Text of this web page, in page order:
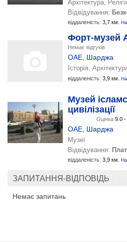
Архітектура,
Відвідування:
віддаленість: 3,7 км.
Форт-музей
Немає відгуків
ОАЕ Шарджа
Історія,
віддаленість: 3,9 км.
Музей
цивілізації
Оцінка 9.0 -
ОАЕ Шарджа
Музеї
Відвідування:
віддаленість: 3,9 км.
ЗАПИТАННЯ-ВІДПОВІДЬ
Немає запитань